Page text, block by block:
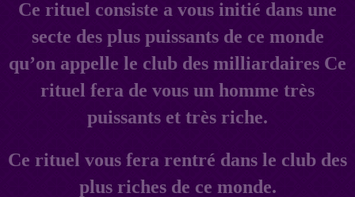
Ce rituel consiste a vous initié dans une
secte des plus puissants de ce monde
qu’on appelle le club des milliardaires Ce
rituel fera de vous un homme très
puissants et très riche.
Ce rituel vous fera rentré dans le club des
plus riches de ce monde.